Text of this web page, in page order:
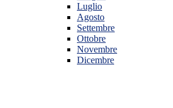
Luglio
Agosto
Settembre
Ottobre
Novembre
Dicembre